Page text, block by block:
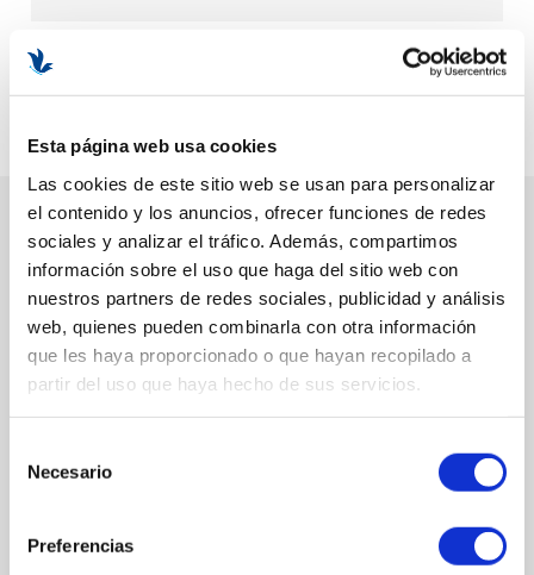
Esta página web usa cookies
Las cookies de este sitio web se usan para personalizar
el contenido y los anuncios, ofrecer funciones de redes
sociales y analizar el tráfico. Además, compartimos
información sobre el uso que haga del sitio web con
nuestros partners de redes sociales, publicidad y análisis
web, quienes pueden combinarla con otra información
que les haya proporcionado o que hayan recopilado a
partir del uso que haya hecho de sus servicios.
Necesario
Preferencias
puntosque podrá
DESCRIPCIÓN
BENEFICIOS Y PROPIEDADES
Hidrata y revitaliza la piel al instante.
Efecto refrescante y calmante inmediato.
Mejora la luminosidad y elasticidad cutánea.
EL PACK INCLUYE
Presentación Beauty Box edición limitada